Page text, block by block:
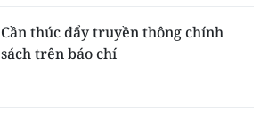
Cần thúc đẩy truyền thông chính
sách trên báo chí